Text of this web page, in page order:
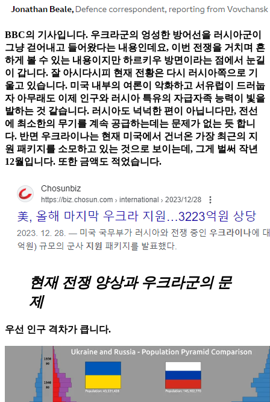
BBC의 기사입니다. 우크라군의 엉성한 방어선을 러시아군이
그냥 걷어내고 들어왔다는 내용인데요, 이번 전쟁을 거치며 흔
하게 볼 수 있는 내용이지만 하르키우 방면이라는 점에서 눈길
이 갑니다. 잘 아시다시피 현재 전황은 다시 러시아쪽으로 기
울고 있습니다. 미국 내부의 여론이 악화하고 서유럽이 드러눕
자 아무래도 이제 인구와 러시아 특유의 자급자족 능력이 빛을
발하는 것 같습니다. 러시아도 넉넉한 편이 아닙니다만, 전선
에 최소한의 무기를 계속 공급하는데는 문제가 없는 듯 합니
다. 반면 우크라이나는 현재 미국에서 건너온 가장 최근의 지
원 패키지를 소모하고 있는 것으로 보이는데, 그게 벌써 작년
12월입니다. 또한 금액도 적었습니다.
현재 전쟁 양상과 우크라군의 문
제
우선 인구 격차가 큽니다.